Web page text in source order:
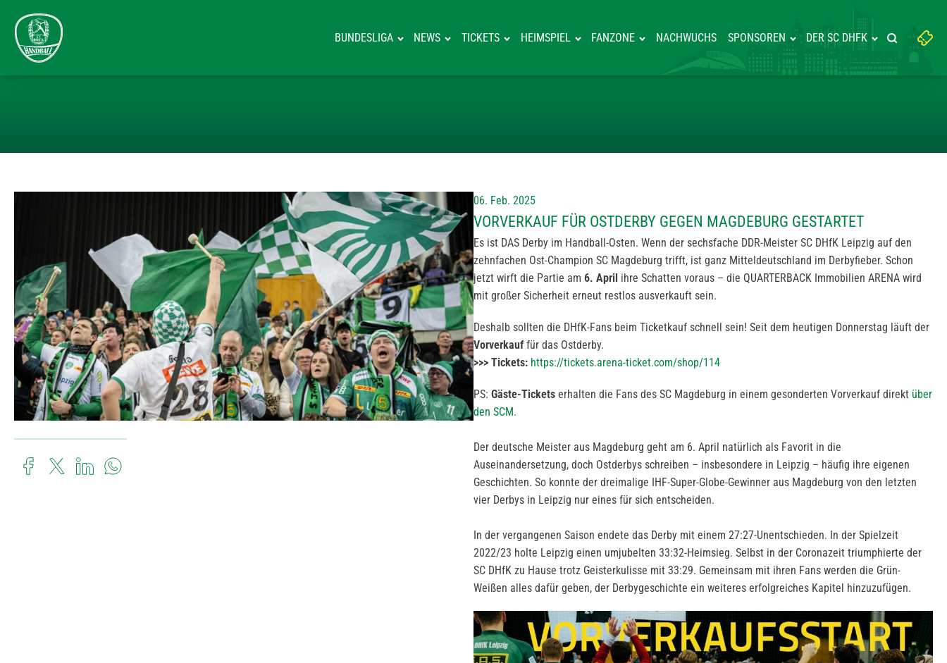
BUNDESLIGA NEWS TICKETS HEIMSPIEL FANZONE NACHWUCHS SPONSOREN DER SC DHFK
Suchbegriff
eingeben:
Suche
06. Feb. 2025
VORVERKAUF FÜR OSTDERBY GEGEN MAGDEBURG GESTARTET
Es ist DAS Derby im Handball-Osten. Wenn der sechsfache DDR-Meister SC DHfK Leipzig auf den
zehnfachen Ost-Champion SC Magdeburg trifft, ist ganz Mitteldeutschland im Derbyfieber. Schon
jetzt wirft die Partie am 6. April ihre Schatten voraus – die QUARTERBACK Immobilien ARENA wird
mit großer Sicherheit erneut restlos ausverkauft sein.
Deshalb sollten die DHfK-Fans beim Ticketkauf schnell sein! Seit dem heutigen Donnerstag läuft der
Vorverkauf für das Ostderby.
>>> Tickets: https://tickets.arena-ticket.com/shop/114
PS: Gäste-Tickets erhalten die Fans des SC Magdeburg in einem gesonderten Vorverkauf direkt über
den SCM.
Der deutsche Meister aus Magdeburg geht am 6. April natürlich als Favorit in die
Auseinandersetzung, doch Ostderbys schreiben – insbesondere in Leipzig – häufig ihre eigenen
Geschichten. So konnte der dreimalige IHF-Super-Globe-Gewinner aus Magdeburg von den letzten
vier Derbys in Leipzig nur eines für sich entscheiden.
In der vergangenen Saison endete das Derby mit einem 27:27-Unentschieden. In der Spielzeit
2022/23 holte Leipzig einen umjubelten 33:32-Heimsieg. Selbst in der Coronazeit triumphierte der
SC DHfK zu Hause trotz Geisterkulisse mit 33:29. Gemeinsam mit ihren Fans werden die Grün-
Weißen alles dafür geben, der Derbygeschichte ein weiteres erfolgreiches Kapitel hinzuzufügen.